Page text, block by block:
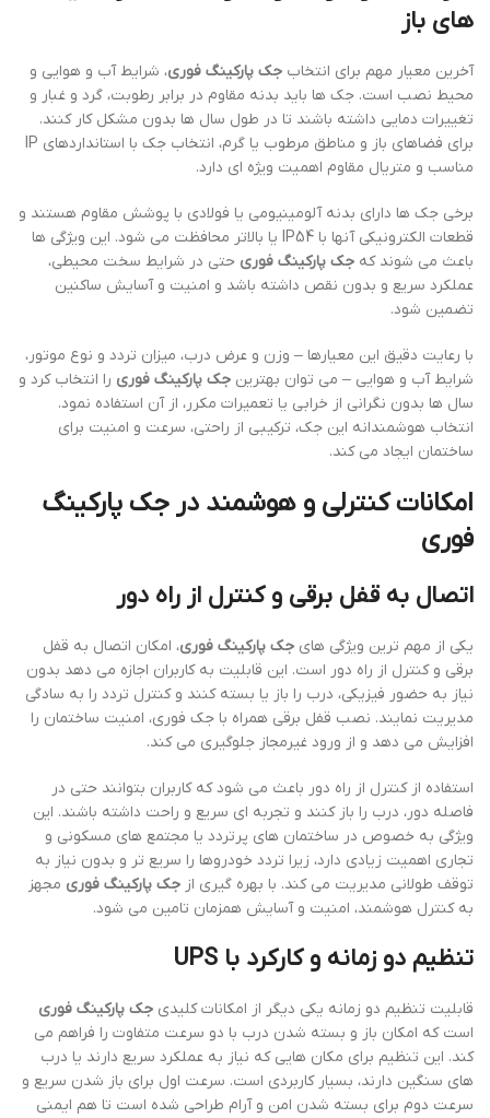
های باز
آخرین معیار مهم برای انتخاب جک پارکینگ فوری، شرایط آب و هوایی و
محیط نصب است. جک ها باید بدنه مقاوم در برابر رطوبت، گرد و غبار و
تغییرات دمایی داشته باشند تا در طول سال ها بدون مشکل کار کنند.
برای فضاهای باز و مناطق مرطوب یا گرم، انتخاب جک با استانداردهای IP
مناسب و متریال مقاوم اهمیت ویژه ای دارد.
برخی جک ها دارای بدنه آلومینیومی یا فولادی با پوشش مقاوم هستند و
قطعات الکترونیکی آنها با IP54 یا بالاتر محافظت می شود. این ویژگی ها
باعث می شوند که جک پارکینگ فوری حتی در شرایط سخت محیطی،
عملکرد سریع و بدون نقص داشته باشد و امنیت و آسایش ساکنین
تضمین شود.
با رعایت دقیق این معیارها – وزن و عرض درب، میزان تردد و نوع موتور،
شرایط آب و هوایی – می توان بهترین جک پارکینگ فوری را انتخاب کرد و
سال ها بدون نگرانی از خرابی یا تعمیرات مکرر، از آن استفاده نمود.
انتخاب هوشمندانه این جک، ترکیبی از راحتی، سرعت و امنیت برای
ساختمان ایجاد می کند.
امکانات کنترلی و هوشمند در جک پارکینگ
فوری
اتصال به قفل برقی و کنترل از راه دور
یکی از مهم ترین ویژگی های جک پارکینگ فوری، امکان اتصال به قفل
برقی و کنترل از راه دور است. این قابلیت به کاربران اجازه می دهد بدون
نیاز به حضور فیزیکی، درب را باز یا بسته کنند و کنترل تردد را به سادگی
مدیریت نمایند. نصب قفل برقی همراه با جک فوری، امنیت ساختمان را
افزایش می دهد و از ورود غیرمجاز جلوگیری می کند.
استفاده از کنترل از راه دور باعث می شود که کاربران بتوانند حتی در
فاصله دور، درب را باز کنند و تجربه ای سریع و راحت داشته باشند. این
ویژگی به خصوص در ساختمان های پرتردد یا مجتمع های مسکونی و
تجاری اهمیت زیادی دارد، زیرا تردد خودروها را سریع تر و بدون نیاز به
توقف طولانی مدیریت می کند. با بهره گیری از جک پارکینگ فوری مجهز
به کنترل هوشمند، امنیت و آسایش همزمان تامین می شود.
تنظیم دو زمانه و کارکرد با UPS
قابلیت تنظیم دو زمانه یکی دیگر از امکانات کلیدی جک پارکینگ فوری
است که امکان باز و بسته شدن درب با دو سرعت متفاوت را فراهم می
کند. این تنظیم برای مکان هایی که نیاز به عملکرد سریع دارند یا درب
های سنگین دارند، بسیار کاربردی است. سرعت اول برای باز شدن سریع و
سرعت دوم برای بسته شدن امن و آرام طراحی شده است تا هم ایمنی